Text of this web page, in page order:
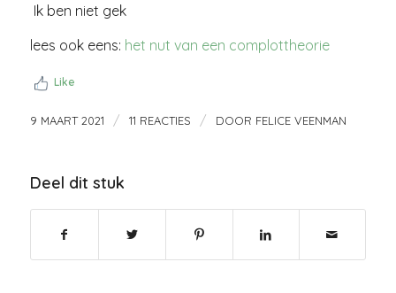
Ik ben niet gek
lees ook eens: het nut van een complottheorie
Like
9 MAART 2021 / 11 REACTIES / DOOR FELICE VEENMAN
Deel dit stuk